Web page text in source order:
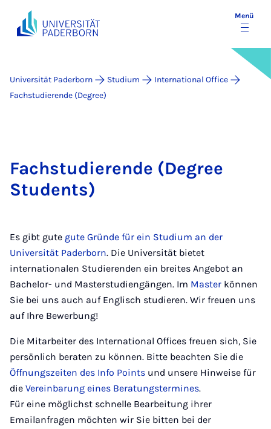
Menü
Universität Paderborn Studium
International Office
Fachstudierende (Degree)
Fachstudierende (Degree
Students)
Es gibt gute gute Gründe für ein Studium an der
Universität Paderborn. Die Universität bietet
internationalen Studierenden ein breites Angebot an
Bachelor- und Masterstudiengängen. Im Master können
Sie bei uns auch auf Englisch studieren. Wir freuen uns
auf Ihre Bewerbung!
Die Mitarbeiter des International Offices freuen sich, Sie
persönlich beraten zu können. Bitte beachten Sie die
Öffnungszeiten des Info Points und unsere Hinweise für
die Vereinbarung eines Beratungstermines.
Für eine möglichst schnelle Bearbeitung ihrer
Emailanfragen möchten wir Sie bitten bei der